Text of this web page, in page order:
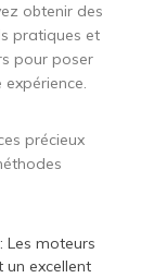
obtenir des
pratiques et
pour poser
précieux
Les moteurs
un excellent